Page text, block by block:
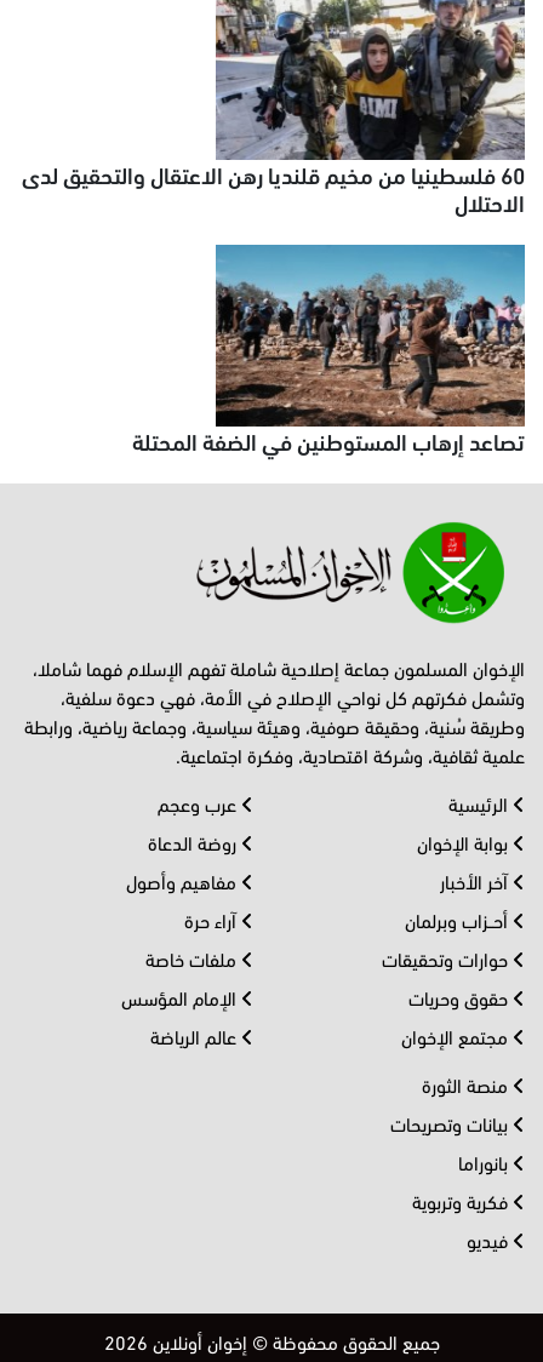
60 فلسطينيا من مخيم قلنديا رهن الاعتقال والتحقيق لدى
الاحتلال
تصاعد إرهاب المستوطنين في الضفة المحتلة
الإخوان المسلمون جماعة إصلاحية شاملة تفهم الإسلام فهما شاملا،
وتشمل فكرتهم كل نواحي الإصلاح في الأمة، فهي دعوة سلفية،
وطريقة سُنية، وحقيقة صوفية، وهيئة سياسية، وجماعة رياضية، ورابطة
علمية ثقافية، وشركة اقتصادية، وفكرة اجتماعية.
الرئيسية
بوابة الإخوان
آخر الأخبار
أحــزاب وبرلمان
حوارات وتحقيقات
حقوق وحريات
مجتمع الإخوان
عرب وعجم
روضة الدعاة
مفاهيم وأصول
آراء حرة
ملفات خاصة
الإمام المؤسس
عالم الرياضة
منصة الثورة
بيانات وتصريحات
بانوراما
فكرية وتربوية
فيديو
جميع الحقوق محفوظة © إخوان أونلاين 2026